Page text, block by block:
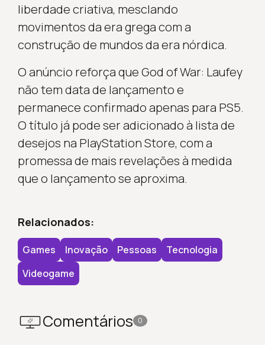
liberdade criativa, mesclando
movimentos da era grega com a
construção de mundos da era nórdica.
O anúncio reforça que God of War: Laufey
não tem data de lançamento e
permanece confirmado apenas para PS5.
O título já pode ser adicionado à lista de
desejos na PlayStation Store, com a
promessa de mais revelações à medida
que o lançamento se aproxima.
Relacionados:
Games Inovação Pessoas
Tecnologia
Videogame
Comentários 0